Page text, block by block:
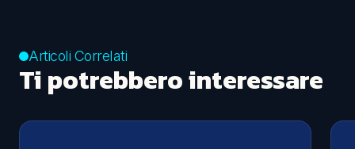
Articoli Correlati
Ti potrebbero interessare